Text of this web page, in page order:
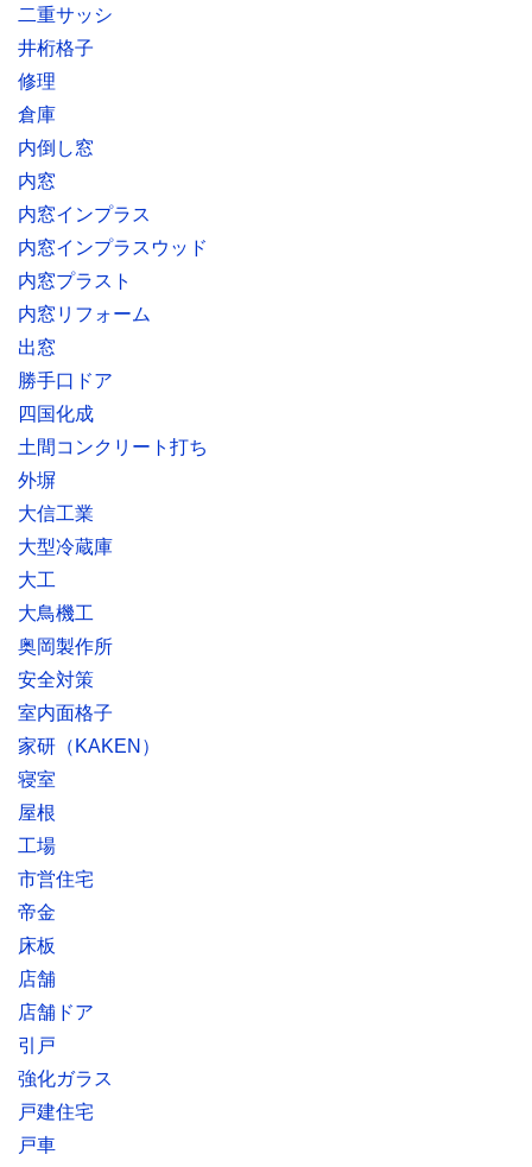
二重サッシ
井桁格子
修理
倉庫
内倒し窓
内窓
内窓インプラス
内窓インプラスウッド
内窓プラスト
内窓リフォーム
出窓
勝手口ドア
四国化成
土間コンクリート打ち
外塀
大信工業
大型冷蔵庫
大工
大鳥機工
奥岡製作所
安全対策
室内面格子
家研（KAKEN）
寝室
屋根
工場
市営住宅
帝金
床板
店舗
店舗ドア
引戸
強化ガラス
戸建住宅
戸車